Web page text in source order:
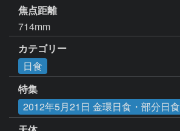
焦点距離
714mm
カテゴリー
日食
特集
2012年5月21日 金環日食・部分日食